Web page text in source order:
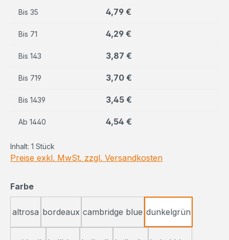
Bis 35 4,79 €
Bis 71 4,29 €
Bis 143 3,87 €
Bis 719 3,70 €
Bis 1439 3,45 €
Ab 1440 4,54 €
Inhalt: 1 Stück
Preise exkl. MwSt. zzgl. Versandkosten
Farbeauswählen
altrosa bordeaux cambridge blue dunkelgrün